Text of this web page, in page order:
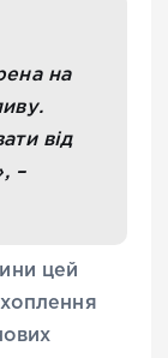
на
від
–
цей